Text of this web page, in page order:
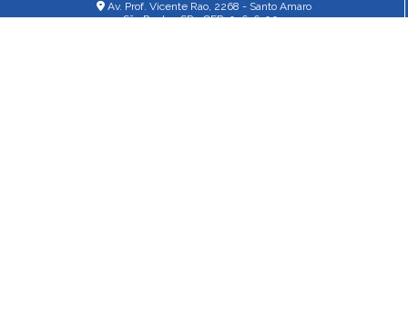
Av. Prof. Vicente Rao, 2268 - Santo Amaro
São Paulo - SP - CEP: 04636-003